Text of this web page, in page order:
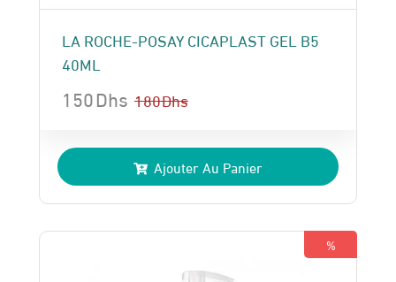
LA ROCHE-POSAY CICAPLAST GEL B5
40ML
180Dhs
prix
initial
était :
180 Dhs.
150Dhs
prix
actuel
est :
150 Dhs.
Ajouter Au Panier
%